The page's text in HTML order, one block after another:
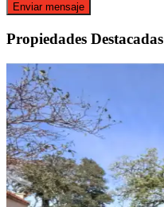
Enviar mensaje
Propiedades Destacadas